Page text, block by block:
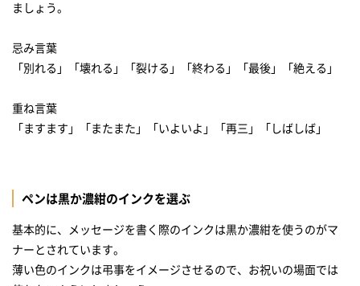
ましょう。
忌み言葉
「別れる」「壊れる」「裂ける」「終わる」「最後」「絶える」
重ね言葉
「ますます」「またまた」「いよいよ」「再三」「しばしば」
ペンは黒か濃紺のインクを選ぶ
基本的に、メッセージを書く際のインクは黒か濃紺を使うのがマ
ナーとされています。
薄い色のインクは弔事をイメージさせるので、お祝いの場面では